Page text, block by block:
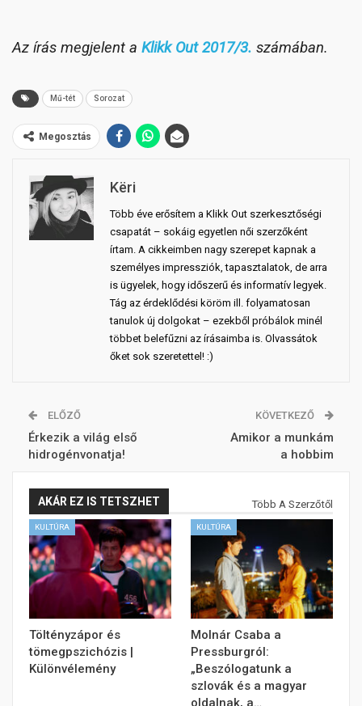
Az írás megjelent a Klikk Out 2017/3. számában.
Mű-tét Sorozat
Megosztás
Këri
Több éve erősítem a Klikk Out szerkesztőségi
csapatát – sokáig egyetlen női szerzőként
írtam. A cikkeimben nagy szerepet kapnak a
személyes impressziók, tapasztalatok, de arra
is ügyelek, hogy időszerű és informatív legyek.
Tág az érdeklődési köröm ill. folyamatosan
tanulok új dolgokat – ezekből próbálok minél
többet belefűzni az írásaimba is. Olvassátok
őket sok szeretettel! :)
ELŐZŐ
Érkezik a világ első
hidrogénvonatja!
KÖVETKEZŐ
Amikor a munkám
a hobbim
AKÁR EZ IS TETSZHET Több A Szerzőtől
KULTÚRA
Töltényzápor és
tömegpszichózis |
Különvélemény
KULTÚRA
Molnár Csaba a
Pressburgról:
„Beszólogatunk a
szlovák és a magyar
oldalnak, a…